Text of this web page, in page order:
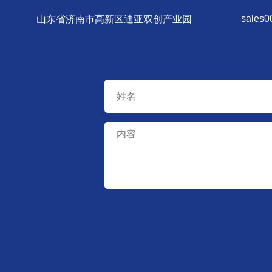
山东省济南市高新区迪亚双创产业园